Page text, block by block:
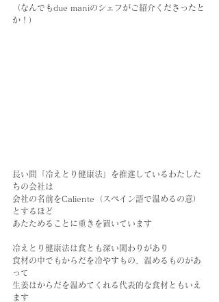
（なんでもdue maniのシェフがご紹介くださったと
か！）
長い間「冷えとり健康法」を推進しているわたした
ちの会社は
会社の名前をCaliente（スペイン語で温めるの意）
とするほど
あたためることに重きを置いています
冷えとり健康法は食とも深い関わりがあり
食材の中でもからだを冷やすもの、温めるものがあ
って
生姜はからだを温めてくれる代表的な食材ともいえ
ます